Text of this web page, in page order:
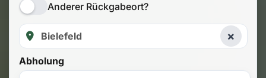
Anderer Rückgabeort?
×
Abholung